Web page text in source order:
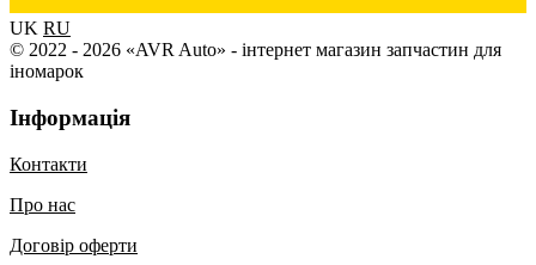
UK RU
© 2022 - 2026 «AVR Auto» - інтернет магазин запчастин для
іномарок
Інформація
Контакти
Про нас
Договір оферти